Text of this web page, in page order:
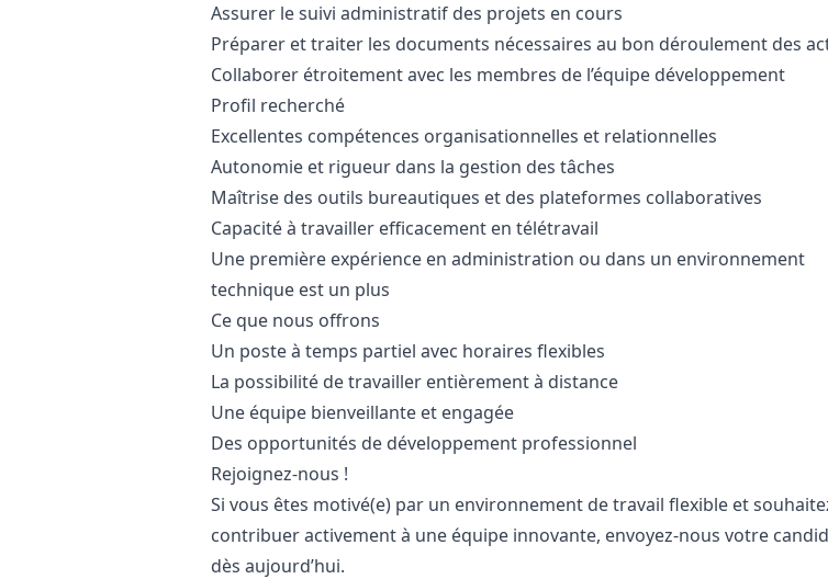
Assurer le suivi administratif des projets en cours
Préparer et traiter les documents nécessaires au bon déroulement des
Collaborer étroitement avec les membres de l’équipe développement
Profil recherché
Excellentes compétences organisationnelles et relationnelles
Autonomie et rigueur dans la gestion des tâches
Maîtrise des outils bureautiques et des plateformes collaboratives
Capacité à travailler efficacement en télétravail
Une première expérience en administration ou dans un environnement
technique est un plus
Ce que nous offrons
Un poste à temps partiel avec horaires flexibles
La possibilité de travailler entièrement à distance
Une équipe bienveillante et engagée
Des opportunités de développement professionnel
Rejoignez-nous !
Si vous êtes motivé(e) par un environnement de travail flexible et
contribuer activement à une équipe innovante, envoyez-nous votre
dès aujourd’hui.